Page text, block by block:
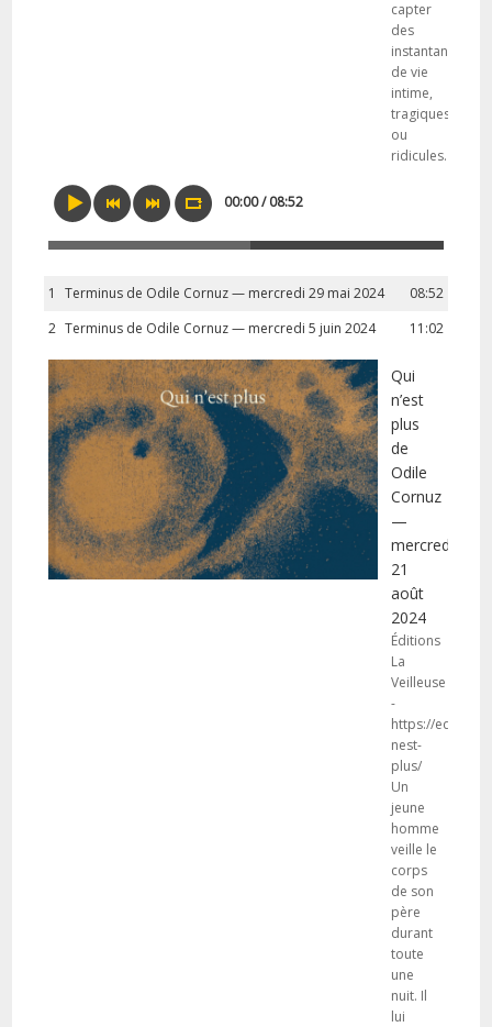
capter
des
instantanés
de vie
intime,
tragiques
ou
ridicules.
00:00 / 08:52
1 08:52
Terminus de Odile Cornuz — mercredi 29 mai 2024
2
11:02
Terminus de Odile Cornuz — mercredi 5 juin 2024
Qui
n’est
plus
de
Odile
Cornuz
—
mercredi
21
août
2024
Éditions
La
Veilleuse
-
https://
nest-
plus/
Un
jeune
homme
veille le
corps
de son
père
durant
toute
une
nuit. Il
lui